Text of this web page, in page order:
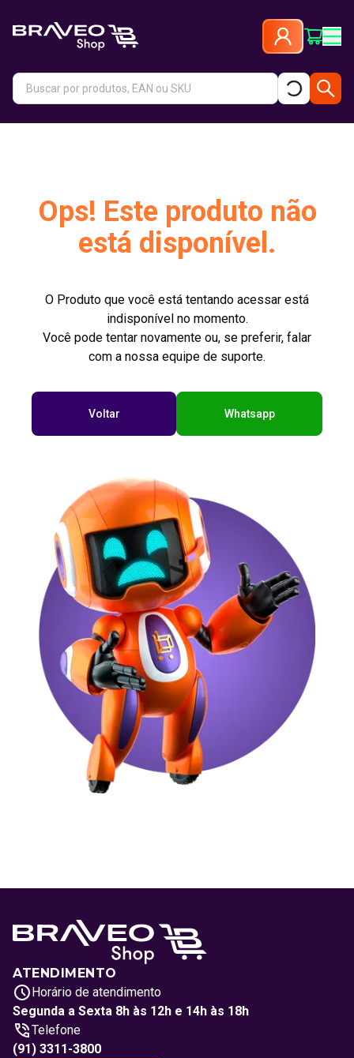
Ops! Este produto não
está disponível.
O Produto que você está tentando acessar está
indisponível no momento.
Você pode tentar novamente ou, se preferir, falar
com a nossa equipe de suporte.
Voltar Whatsapp
ATENDIMENTO
Horário de atendimento
Segunda a Sexta 8h às 12h e 14h às 18h
Telefone
(91) 3311-3800